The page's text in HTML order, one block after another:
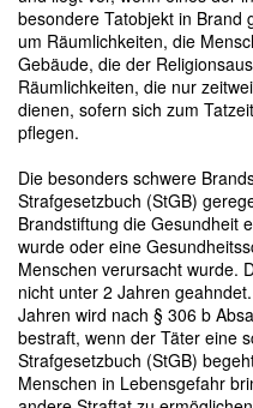
besondere Tatobjekt in Brand
um Räumlichkeiten, die
Gebäude, die der
Räumlichkeiten, die nur
dienen, sofern sich zum
pflegen.
Die besonders schwere
Strafgesetzbuch (StGB)
Brandstiftung die Gesundheit
wurde oder eine
Menschen verursacht wurde.
nicht unter 2 Jahren
Jahren wird nach § 306 b
bestraft, wenn der Täter eine
Strafgesetzbuch (StGB)
Menschen in Lebensgefahr